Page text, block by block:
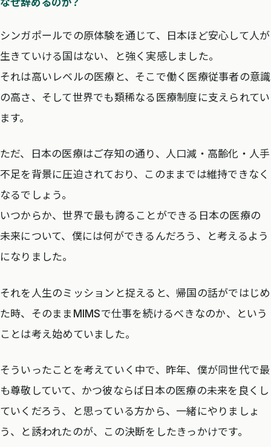
なぜ辞めるのか？
シンガポールでの原体験を通じて、日本ほど安心して人が
生きていける国はない、と強く実感しました。
それは高いレベルの医療と、そこで働く医療従事者の意識
の高さ、そして世界でも類稀なる医療制度に支えられてい
ます。
ただ、日本の医療はご存知の通り、人口減・高齢化・人手
不足を背景に圧迫されており、このままでは維持できなく
なるでしょう。
いつからか、世界で最も誇ることができる日本の医療の
未来について、僕には何ができるんだろう、と考えるよう
になりました。
それを人生のミッションと捉えると、帰国の話がではじめ
た時、そのままMIMSで仕事を続けるべきなのか、という
ことは考え始めていました。
そういったことを考えていく中で、昨年、僕が同世代で最
も尊敬していて、かつ彼ならば日本の医療の未来を良くし
ていくだろう、と思っている方から、一緒にやりましょ
う、と誘われたのが、この決断をしたきっかけです。